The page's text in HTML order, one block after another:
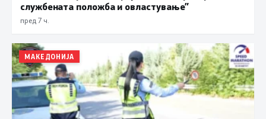
службената положба и овластување”
пред 7 ч.
МАКЕДОНИЈА